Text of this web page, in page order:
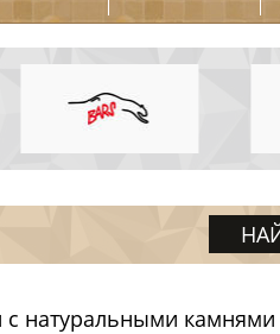
с натуральными камнями